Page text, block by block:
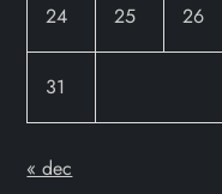
24 25 26
31
« dec